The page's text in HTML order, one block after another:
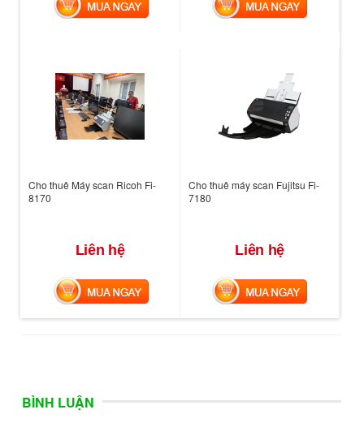
MUA NGAY MUA NGAY
Cho thuê Máy scan Ricoh Fi-
8170
Liên hệ
MUA NGAY
Cho thuê máy scan Fujitsu Fi-
7180
Liên hệ
MUA NGAY
BÌNH LUẬN